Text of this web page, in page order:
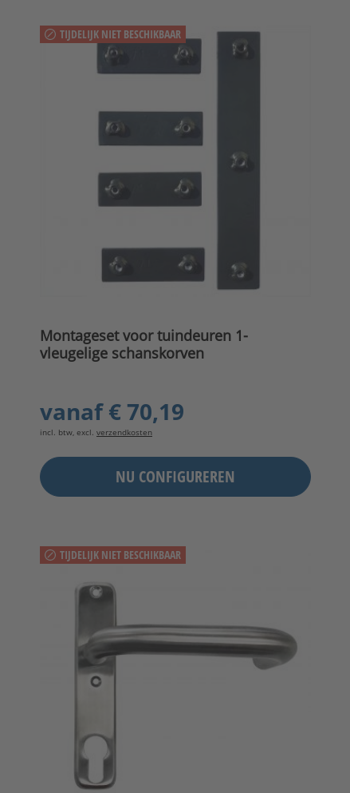
TIJDELIJK NIET BESCHIKBAAR
Montageset voor tuindeuren 1-
vleugelige schanskorven
vanaf€ 70,19
incl. btw, excl. verzendkosten
NU CONFIGUREREN
TIJDELIJK NIET BESCHIKBAAR